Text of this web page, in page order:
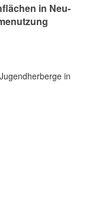
in Neu-
in